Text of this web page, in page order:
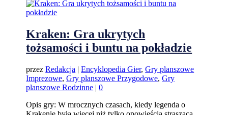
Kraken: Gra ukrytych
tożsamości i buntu na pokładzie
przezRedakcja |Encyklopedia Gier,Gry planszowe
Imprezowe,Gry planszowe Przygodowe,Gry
planszowe Rodzinne |0
Opis gry: W mrocznych czasach, kiedy legenda o